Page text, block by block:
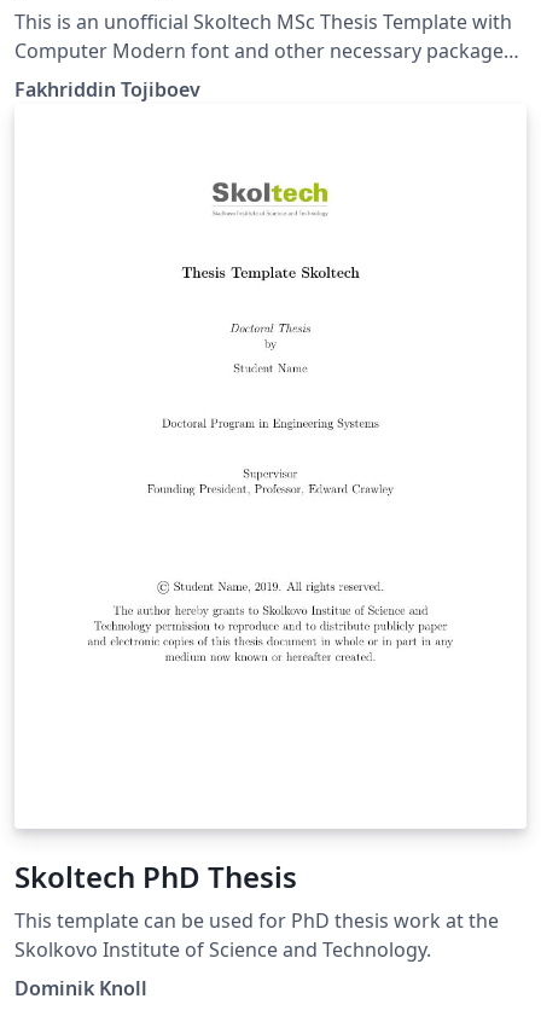
This is an unofficial Skoltech MSc Thesis Template with
Computer Modern font and other necessary packages.
The last updates were done on September 6, 2023
Fakhriddin Tojiboev
Skoltech PhD Thesis
This template can be used for PhD thesis work at the
Skolkovo Institute of Science and Technology.
Dominik Knoll